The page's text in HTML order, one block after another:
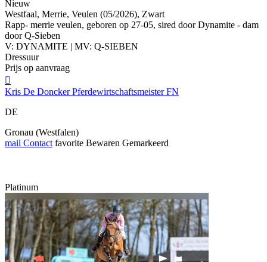
Nieuw
Westfaal, Merrie, Veulen (05/2026), Zwart
Rapp- merrie veulen, geboren op 27-05, sired door Dynamite - dam
door Q-Sieben
V: DYNAMITE | MV: Q-SIEBEN
Dressuur
Prijs op aanvraag

Kris De Doncker Pferdewirtschaftsmeister FN
DE
Gronau (Westfalen)
mail Contact favorite Bewaren Gemarkeerd
Platinum